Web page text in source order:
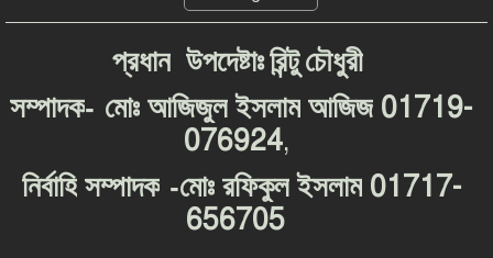
প্রধান উপদেষ্টাঃরিন্টু চৌধুরী
সম্পাদক- মোঃ আজিজুল ইসলাম আজিজ 01719-
076924,
নির্বাহি সম্পাদক-মোঃ রফিকুল ইসলাম 01717-
656705